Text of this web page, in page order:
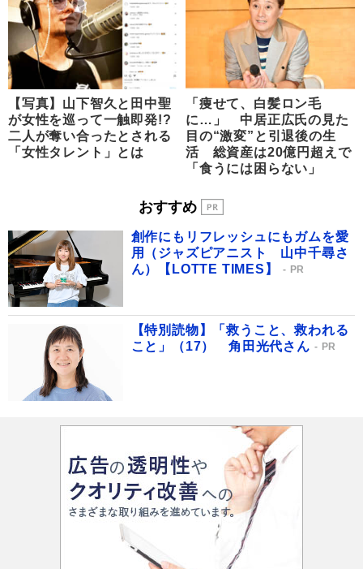
【写真】山下智久と田中聖
が女性を巡って一触即発!?
二人が奪い合ったとされる
「女性タレント」とは
「痩せて、白髪ロン毛
に…」 中居正広氏の見た
目の“激変”と引退後の生
活 総資産は20億円超えで
「食うには困らない」
おすすめ
創作にもリフレッシュにもガムを愛
用（ジャズピアニスト 山中千尋さ
ん）【LOTTE TIMES】
PR
【特別読物】「救うこと、救われる
こと」（17） 角田光代さん
PR